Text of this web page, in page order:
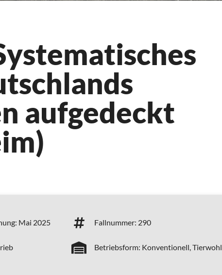
aufgedeckt
Mai 2025 Fallnummer: 290
Betriebsform: Konventionell, Tierwohl